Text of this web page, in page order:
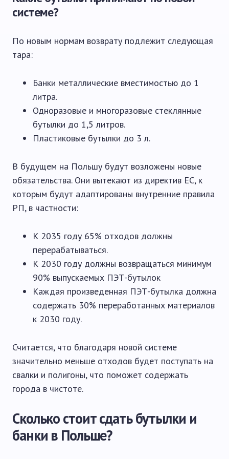
системе?
По новым нормам возврату подлежит следующая
тара:
Банки металлические вместимостью до 1
литра.
Одноразовые и многоразовые стеклянные
бутылки до 1,5 литров.
Пластиковые бутылки до 3 л.
В будущем на Польшу будут возложены новые
обязательства. Они вытекают из директив ЕС, к
которым будут адаптированы внутренние правила
РП, в частности:
К 2035 году 65% отходов должны
перерабатываться.
К 2030 году должны возвращаться минимум
90% выпускаемых ПЭТ-бутылок
Каждая произведенная ПЭТ-бутылка должна
содержать 30% переработанных материалов
к 2030 году.
Считается, что благодаря новой системе
значительно меньше отходов будет поступать на
свалки и полигоны, что поможет содержать
города в чистоте.
Сколько стоит сдать бутылки и
банки в Польше?